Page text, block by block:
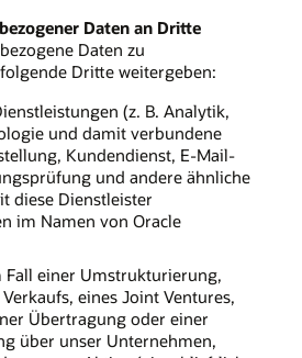
Daten an Dritte
Daten zu
Dritte weitergeben:
(z. B. Analytik,
und damit verbundene
Kundendienst, E-Mail-
und andere ähnliche
diese Dienstleister
im Namen von Oracle
Fall einer Umstrukturierung,
eines Joint Ventures,
Übertragung oder einer
über unser Unternehmen,